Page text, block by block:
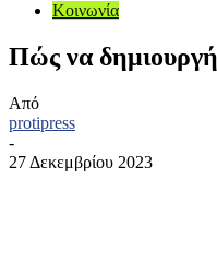
Κοινωνία
Πώς να
Από
protipress
-
27 Δεκεμβρίου 2023